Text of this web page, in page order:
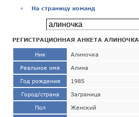
●
На страницу команд
РЕГИСТРАЦИОННАЯ АНКЕТА АЛИНОЧКА
Ник Алиночка
Реальное имя Алина
Год рождения 1985
Город/страна Заграница
Пол Женский